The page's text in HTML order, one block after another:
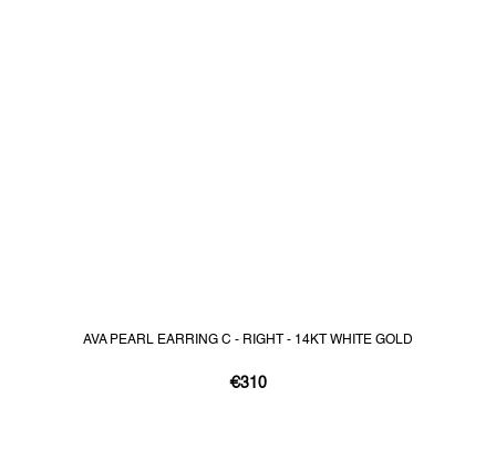
AVA PEARL EARRING C - RIGHT - 14KT WHITE GOLD
€310